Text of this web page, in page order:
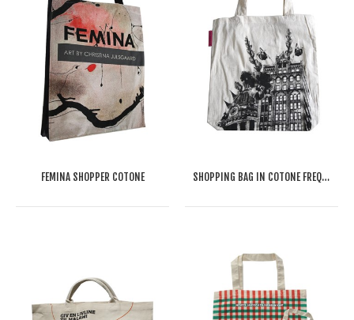
FEMINA SHOPPER COTONE SHOPPING BAG IN COTONE FREQUENT